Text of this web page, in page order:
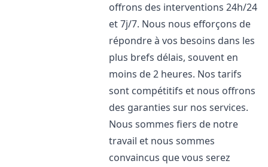
offrons des interventions 24h/24
et 7j/7. Nous nous efforçons de
répondre à vos besoins dans les
plus brefs délais, souvent en
moins de 2 heures. Nos tarifs
sont compétitifs et nous offrons
des garanties sur nos services.
Nous sommes fiers de notre
travail et nous sommes
convaincus que vous serez